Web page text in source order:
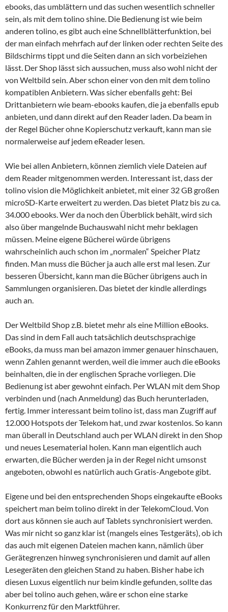
ebooks, das umblättern und das suchen wesentlich schneller
sein, als mit dem tolino shine. Die Bedienung ist wie beim
anderen tolino, es gibt auch eine Schnellblätterfunktion, bei
der man einfach mehrfach auf der linken oder rechten Seite des
Bildschirms tippt und die Seiten dann an sich vorbeiziehen
lässt. Der Shop lässt sich aussuchen, muss also wohl nicht der
von Weltbild sein. Aber schon einer von den mit dem tolino
kompatiblen Anbietern. Was sicher ebenfalls geht: Bei
Drittanbietern wie beam-ebooks kaufen, die ja ebenfalls epub
anbieten, und dann direkt auf den Reader laden. Da beam in
der Regel Bücher ohne Kopierschutz verkauft, kann man sie
normalerweise auf jedem eReader lesen.
Wie bei allen Anbietern, können ziemlich viele Dateien auf
dem Reader mitgenommen werden. Interessant ist, dass der
tolino vision die Möglichkeit anbietet, mit einer 32 GB großen
microSD-Karte erweitert zu werden. Das bietet Platz bis zu ca.
34.000 ebooks. Wer da noch den Überblick behält, wird sich
also über mangelnde Buchauswahl nicht mehr beklagen
müssen. Meine eigene Bücherei würde übrigens
wahrscheinlich auch schon im „normalen“ Speicher Platz
finden. Man muss die Bücher ja auch alle erst mal lesen. Zur
besseren Übersicht, kann man die Bücher übrigens auch in
Sammlungen organisieren. Das bietet der kindle allerdings
auch an.
Der Weltbild Shop z.B. bietet mehr als eine Million eBooks.
Das sind in dem Fall auch tatsächlich deutschsprachige
eBooks, da muss man bei amazon immer genauer hinschauen,
wenn Zahlen genannt werden, weil die immer auch die eBooks
beinhalten, die in der englischen Sprache vorliegen. Die
Bedienung ist aber gewohnt einfach. Per WLAN mit dem Shop
verbinden und (nach Anmeldung) das Buch herunterladen,
fertig. Immer interessant beim tolino ist, dass man Zugriff auf
12.000 Hotspots der Telekom hat, und zwar kostenlos. So kann
man überall in Deutschland auch per WLAN direkt in den Shop
und neues Lesematerial holen. Kann man eigentlich auch
erwarten, die Bücher werden ja in der Regel nicht umsonst
angeboten, obwohl es natürlich auch Gratis-Angebote gibt.
Eigene und bei den entsprechenden Shops eingekaufte eBooks
speichert man beim tolino direkt in der TelekomCloud. Von
dort aus können sie auch auf Tablets synchronisiert werden.
Was mir nicht so ganz klar ist (mangels eines Testgeräts), ob ich
das auch mit eigenen Dateien machen kann, nämlich über
Gerätegrenzen hinweg synchronisieren und damit auf allen
Lesegeräten den gleichen Stand zu haben. Bisher habe ich
diesen Luxus eigentlich nur beim kindle gefunden, sollte das
aber bei tolino auch gehen, wäre er schon eine starke
Konkurrenz für den Marktführer.